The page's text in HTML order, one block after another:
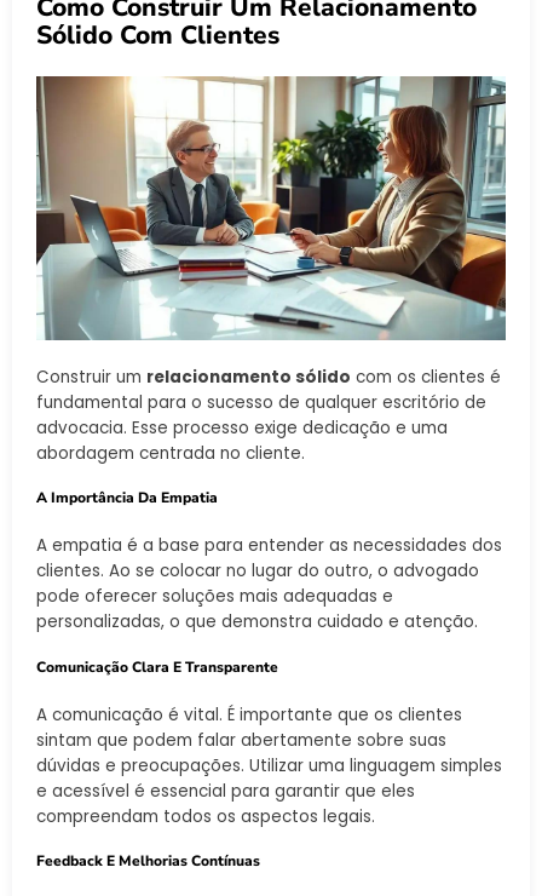
Como Construir Um Relacionamento
Sólido Com Clientes
Construir um relacionamento sólido com os clientes é
fundamental para o sucesso de qualquer escritório de
advocacia. Esse processo exige dedicação e uma
abordagem centrada no cliente.
A Importância Da Empatia
A empatia é a base para entender as necessidades dos
clientes. Ao se colocar no lugar do outro, o advogado
pode oferecer soluções mais adequadas e
personalizadas, o que demonstra cuidado e atenção.
Comunicação Clara E Transparente
A comunicação é vital. É importante que os clientes
sintam que podem falar abertamente sobre suas
dúvidas e preocupações. Utilizar uma linguagem simples
e acessível é essencial para garantir que eles
compreendam todos os aspectos legais.
Feedback E Melhorias Contínuas